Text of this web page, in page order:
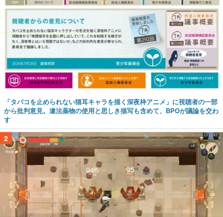
「タバコを止められない猫耳キャラを描く深夜枠アニメ」に視聴者の一部
から批判意見。違法薬物の使用と思しき描写も含めて、BPOが議論を交わ
す
2